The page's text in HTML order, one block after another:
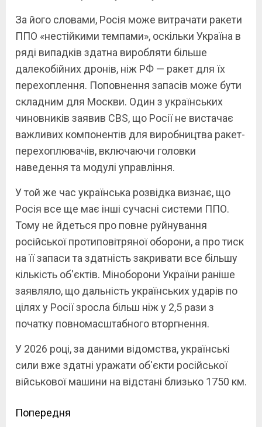
За його словами, Росія може витрачати ракети
ППО «нестійкими темпами», оскільки Україна в
ряді випадків здатна виробляти більше
далекобійних дронів, ніж РФ — ракет для їх
перехоплення. Поповнення запасів може бути
складним для Москви. Один з українських
чиновників заявив CBS, що Росії не вистачає
важливих компонентів для виробництва ракет-
перехоплювачів, включаючи головки
наведення та модулі управління.
У той же час українська розвідка визнає, що
Росія все ще має інші сучасні системи ППО.
Тому не йдеться про повне руйнування
російської протиповітряної оборони, а про тиск
на її запаси та здатність закривати все більшу
кількість об'єктів. Міноборони України раніше
заявляло, що дальність українських ударів по
цілях у Росії зросла більш ніж у 2,5 рази з
початку повномасштабного вторгнення.
У 2026 році, за даними відомства, українські
сили вже здатні уражати об'єкти російської
військової машини на відстані близько 1750 км.
Continue
Попередня